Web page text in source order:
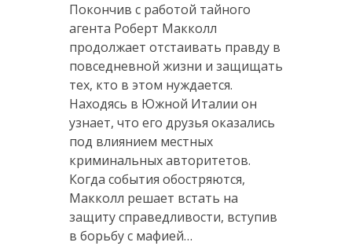
Покончив с работой тайного
агента Роберт Макколл
продолжает отстаивать правду в
повседневной жизни и защищать
тех, кто в этом нуждается.
Находясь в Южной Италии он
узнает, что его друзья оказались
под влиянием местных
криминальных авторитетов.
Когда события обостряются,
Макколл решает встать на
защиту справедливости, вступив
в борьбу с мафией…